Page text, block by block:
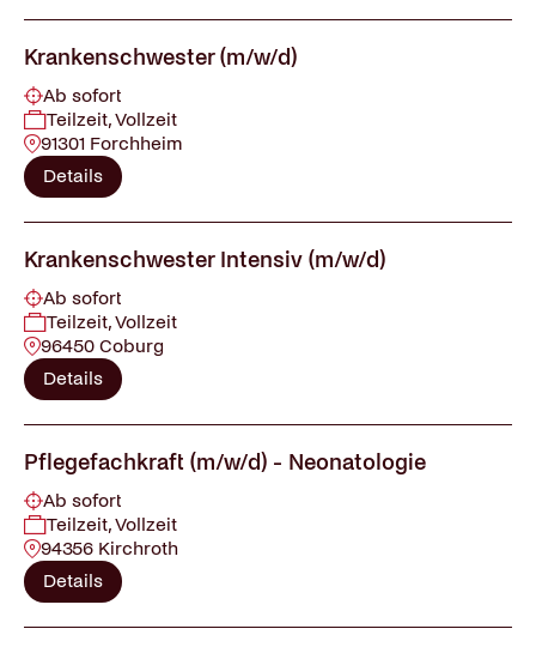
Krankenschwester (m/w/d)
Ab sofort
Teilzeit, Vollzeit
91301 Forchheim
Details
Krankenschwester Intensiv (m/w/d)
Ab sofort
Teilzeit, Vollzeit
96450 Coburg
Details
Pflegefachkraft (m/w/d) - Neonatologie
Ab sofort
Teilzeit, Vollzeit
94356 Kirchroth
Details